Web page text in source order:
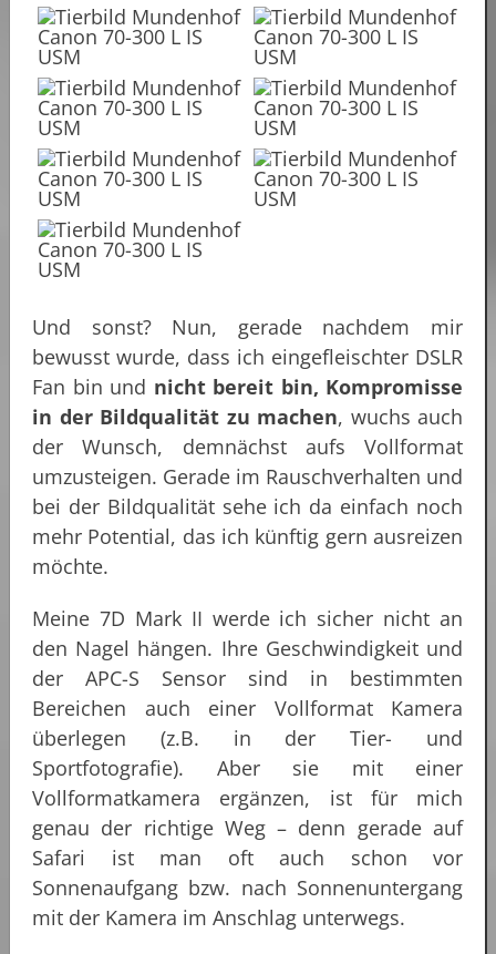
Und sonst? Nun, gerade nachdem mir
bewusst wurde, dass ich eingefleischter DSLR
Fan bin und nicht bereit bin, Kompromisse
in der Bildqualität zu machen, wuchs auch
der Wunsch, demnächst aufs Vollformat
umzusteigen. Gerade im Rauschverhalten und
bei der Bildqualität sehe ich da einfach noch
mehr Potential, das ich künftig gern ausreizen
möchte.
Meine 7D Mark II werde ich sicher nicht an
den Nagel hängen. Ihre Geschwindigkeit und
der APC-S Sensor sind in bestimmten
Bereichen auch einer Vollformat Kamera
überlegen (z.B. in der Tier- und
Sportfotografie). Aber sie mit einer
Vollformatkamera ergänzen, ist für mich
genau der richtige Weg – denn gerade auf
Safari ist man oft auch schon vor
Sonnenaufgang bzw. nach Sonnenuntergang
mit der Kamera im Anschlag unterwegs.